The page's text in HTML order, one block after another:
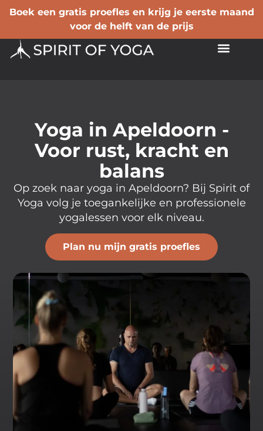
Boek een gratis proefles en krijg je eerste maand
voor de helft van de prijs
Yoga in Apeldoorn -
Voor rust, kracht en
balans
Op zoek naar yoga in Apeldoorn? Bij Spirit of
Yoga volg je toegankelijke en professionele
yogalessen voor elk niveau.
Plan nu mijn gratis proefles